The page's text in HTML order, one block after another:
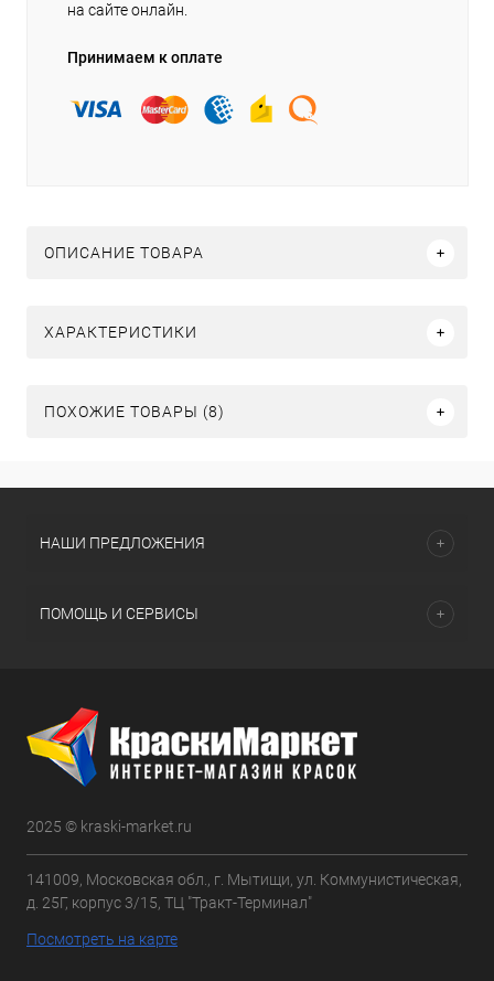
на сайте онлайн.
Принимаем к оплате
ОПИСАНИЕ ТОВАРА
ХАРАКТЕРИСТИКИ
ПОХОЖИЕ ТОВАРЫ (8)
НАШИ ПРЕДЛОЖЕНИЯ
ПОМОЩЬ И СЕРВИСЫ
2025 © kraski-market.ru
141009, Московская обл., г. Мытищи, ул. Коммунистическая,
д. 25Г, корпус 3/15, ТЦ "Тракт-Терминал"
Посмотреть на карте